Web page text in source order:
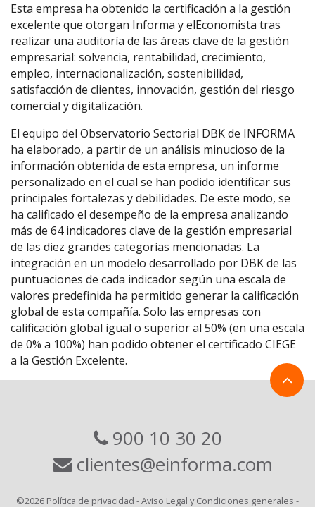
Esta empresa ha obtenido la certificación a la gestión
excelente que otorgan Informa y elEconomista tras
realizar una auditoría de las áreas clave de la gestión
empresarial: solvencia, rentabilidad, crecimiento,
empleo, internacionalización, sostenibilidad,
satisfacción de clientes, innovación, gestión del riesgo
comercial y digitalización.
El equipo del Observatorio Sectorial DBK de INFORMA
ha elaborado, a partir de un análisis minucioso de la
información obtenida de esta empresa, un informe
personalizado en el cual se han podido identificar sus
principales fortalezas y debilidades. De este modo, se
ha calificado el desempeño de la empresa analizando
más de 64 indicadores clave de la gestión empresarial
de las diez grandes categorías mencionadas. La
integración en un modelo desarrollado por DBK de las
puntuaciones de cada indicador según una escala de
valores predefinida ha permitido generar la calificación
global de esta compañía. Solo las empresas con
calificación global igual o superior al 50% (en una escala
de 0% a 100%) han podido obtener el certificado CIEGE
a la Gestión Excelente.
900 10 30 20
clientes@einforma.com
©2026 Política de privacidad -Aviso Legal y Condiciones generales -